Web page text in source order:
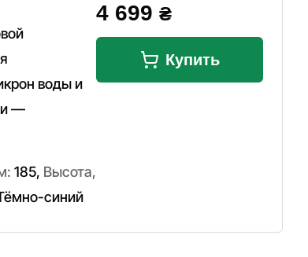
воды и
—
185, Высота,
синий
4 699 ₴
Купить